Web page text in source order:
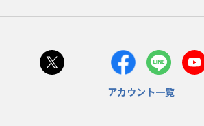
アカウント一覧